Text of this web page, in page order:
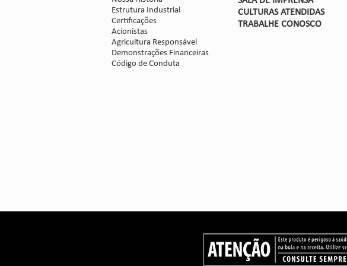
Estrutura Industrial
Certificações
Acionistas
Agricultura Responsável
Demonstrações Financeiras
Código de Conduta
CULTURAS ATENDIDAS
TRABALHE CONOSCO